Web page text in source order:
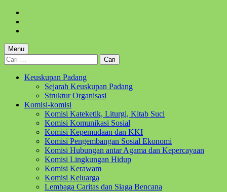
content
footer
Menu
Cari
untuk:
Keuskupan Padang
Sejarah Keuskupan Padang
Struktur Organisasi
Komisi-komisi
Komisi Kateketik, Liturgi, Kitab Suci
Komisi Komunikasi Sosial
Komisi Kepemudaan dan KKI
Komisi Pengembangan Sosial Ekonomi
Komisi Hubungan antar Agama dan Kepercayaan
Komisi Lingkungan Hidup
Komisi Kerawam
Komisi Keluarga
Lembaga Caritas dan Siaga Bencana